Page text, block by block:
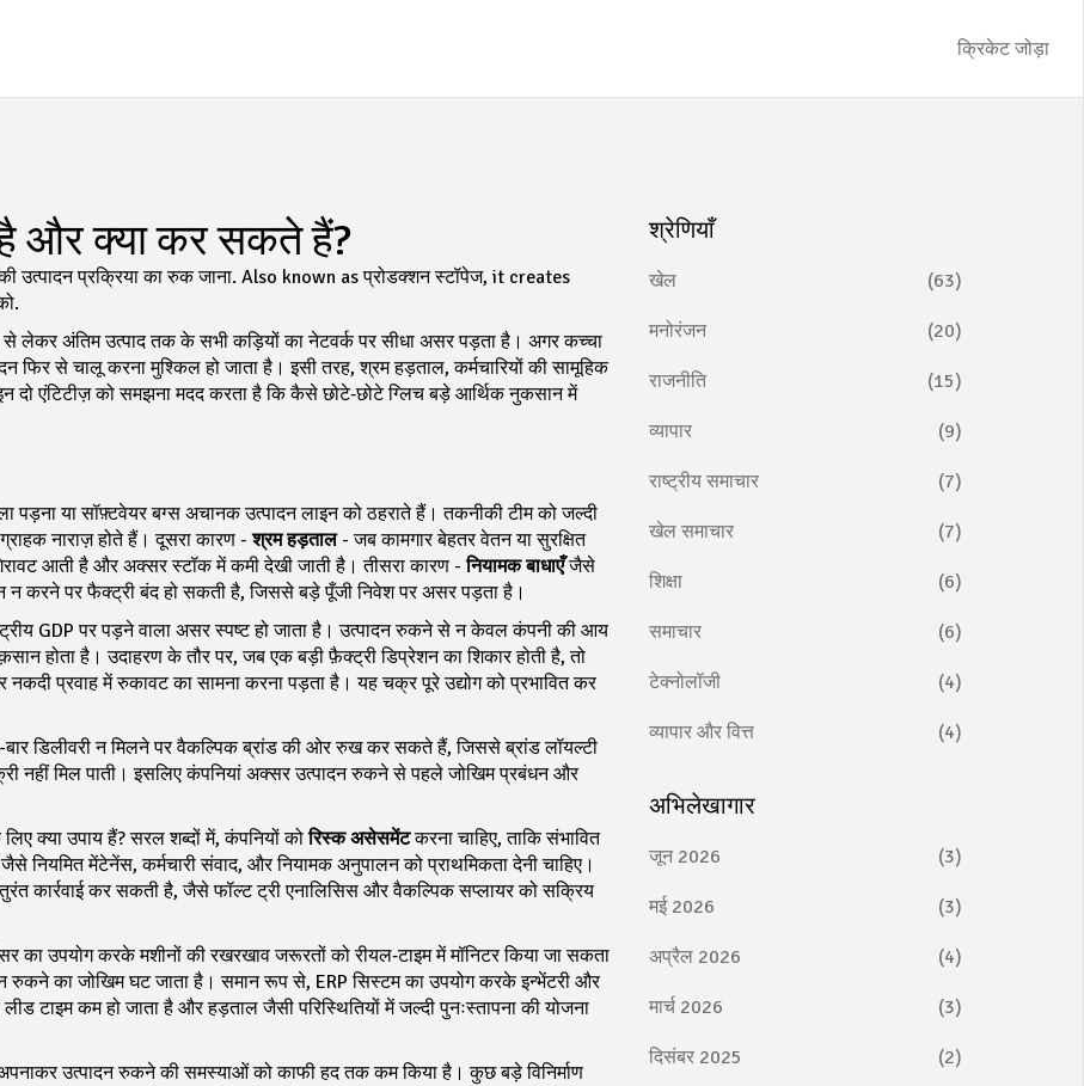
क्रिकेट जोड़ा
है और क्या कर सकते हैं?
उत्पादन प्रक्रिया का रुक जाना. Also known asप्रोडक्शन स्टॉपेज, it creates
लेकर अंतिम उत्पाद तक के सभी कड़ियों का नेटवर्कपर सीधा असर पड़ता है। अगर कच्चा
फिर से चालू करना मुश्किल हो जाता है। इसी तरह,श्रम हड़ताल,कर्मचारियों की सामूहिक
दो एंटिटीज़ को समझना मदद करता है कि कैसे छोटे‑छोटे ग्लिच बड़े आर्थिक नुकसान में
पड़ना या सॉफ़्टवेयर बग्स अचानक उत्पादन लाइन को ठहराते हैं। तकनीकी टीम को जल्दी
नाराज़ होते हैं। दूसरा कारण -श्रम हड़ताल- जब कामगार बेहतर वेतन या सुरक्षित
आती है और अक्सर स्टॉक में कमी देखी जाती है। तीसरा कारण -नियामक बाधाएँजैसे
न करने पर फैक्ट्री बंद हो सकती है, जिससे बड़े पूँजी निवेश पर असर पड़ता है।
GDP पर पड़ने वाला असरस्पष्ट हो जाता है। उत्पादन रुकने से न केवल कंपनी की आय
होता है। उदाहरण के तौर पर, जब एक बड़ी फ़ैक्ट्री डिप्रेशन का शिकार होती है, तो
प्रवाह में रुकावट का सामना करना पड़ता है। यह चक्र पूरे उद्योग को प्रभावित कर
बार डिलीवरी न मिलने पर वैकल्पिक ब्रांड की ओर रुख कर सकते हैं, जिससे ब्रांड लॉयल्टी
नहीं मिल पाती। इसलिए कंपनियां अक्सर उत्पादन रुकने से पहले जोखिम प्रबंधन और
क्या उपाय हैं? सरल शब्दों में, कंपनियों कोरिस्क असेसमेंटकरना चाहिए, ताकि संभावित
नियमित मेंटेनेंस, कर्मचारी संवाद, और नियामक अनुपालन को प्राथमिकता देनी चाहिए।
कार्रवाई कर सकती है, जैसे फॉल्ट ट्री एनालिसिस और वैकल्पिक सप्लायर को सक्रिय
का उपयोग करके मशीनों की रखरखाव जरूरतों को रीयल‑टाइम में मॉनिटर किया जा सकता
का जोखिम घट जाता है। समान रूप से, ERP सिस्टम का उपयोग करके इन्भेंटरी और
टाइम कम हो जाता है और हड़ताल जैसी परिस्थितियों में जल्दी पुनःस्तापना की योजना
उत्पादन रुकने की समस्याओं को काफी हद तक कम किया है। कुछ बड़े विनिर्माण
श्रेणियाँ
खेल (63)
मनोरंजन (20)
राजनीति (15)
व्यापार (9)
राष्ट्रीय समाचार (7)
खेल समाचार (7)
शिक्षा (6)
समाचार (6)
टेक्नोलॉजी (4)
व्यापार और वित्त (4)
अभिलेखागार
जून 2026 (3)
मई 2026 (3)
अप्रैल 2026 (4)
मार्च 2026 (3)
दिसंबर 2025 (2)